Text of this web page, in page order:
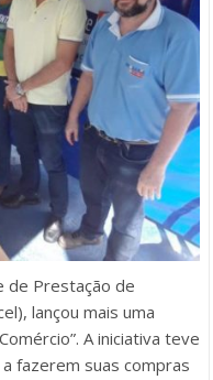
de Prestação de
lançou mais uma
A iniciativa teve
fazerem suas compras